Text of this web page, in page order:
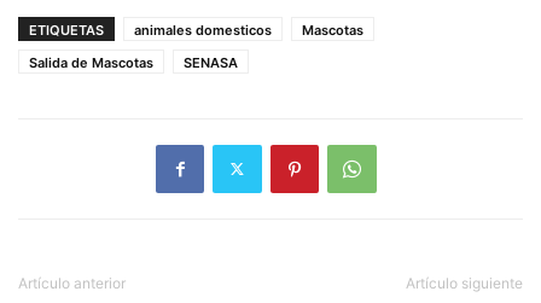
ETIQUETAS animales domesticos
Mascotas
Salida de Mascotas
SENASA
Artículo anterior Artículo siguiente